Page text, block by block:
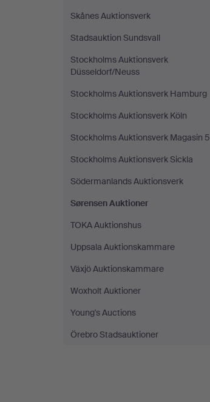
Skånes Auktionsverk
Stadsauktion Sundsvall
Stockholms Auktionsverk
Düsseldorf/Neuss
Stockholms Auktionsverk Hamburg
Stockholms Auktionsverk Köln
Stockholms Auktionsverk Magasin 5
Stockholms Auktionsverk Sickla
Södermanlands Auktionsverk
Sørensen Auktioner
TOKA Auktionshus
Uppsala Auktionskammare
Växjö Auktionskammare
Woxholt Auktioner
Young's Auctions
Örebro Stadsauktioner